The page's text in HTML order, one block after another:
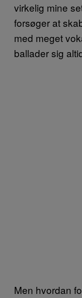
virkelig mine
forsøger at
med meget
ballader sig
Men hvordan